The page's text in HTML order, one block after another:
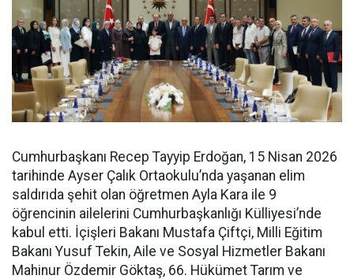
Cumhurbaşkanı Recep Tayyip Erdoğan, 15 Nisan 2026
tarihinde Ayser Çalık Ortaokulu’nda yaşanan elim
saldırıda şehit olan öğretmen Ayla Kara ile 9
öğrencinin ailelerini Cumhurbaşkanlığı Külliyesi’nde
kabul etti. İçişleri Bakanı Mustafa Çiftçi, Milli Eğitim
Bakanı Yusuf Tekin, Aile ve Sosyal Hizmetler Bakanı
Mahinur Özdemir Göktaş, 66. Hükümet Tarım ve